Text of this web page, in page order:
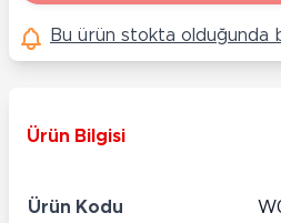
Bu ürün stokta olduğunda
Ürün Bilgisi
Ürün Kodu